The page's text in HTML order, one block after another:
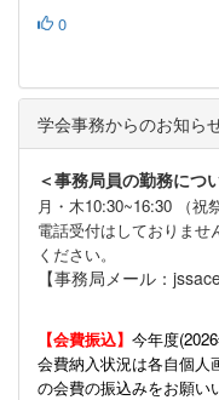
0
学会事務からのお知ら
＜事務局員の勤務につ
月・木10:30~16:30 （祝
電話受付はしておりませ
ください。
【事務局メール：
【会費振込】 今年度(
会費納入状況は各自個人
の会費の振込みをお願い